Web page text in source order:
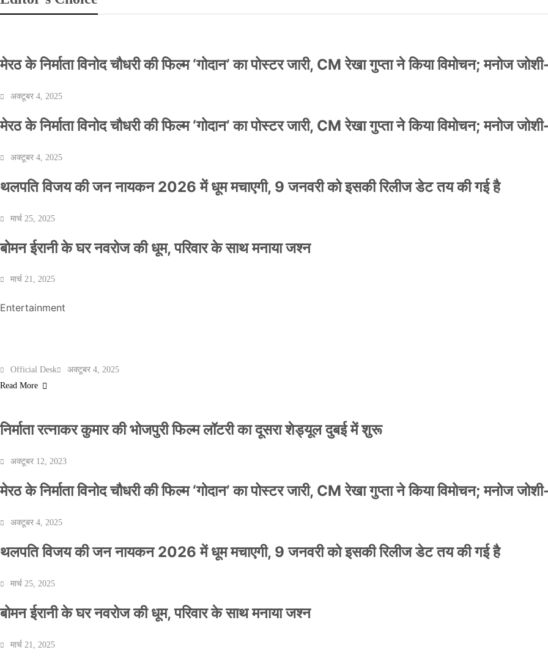
मेरठ के निर्माता विनोद चौधरी की फिल्म ‘गोदान’ का पोस्टर जारी, CM रेखा गुप्ता ने किया विमोचन; मनोज
अक्टूबर 4, 2025
मेरठ के निर्माता विनोद चौधरी की फिल्म ‘गोदान’ का पोस्टर जारी, CM रेखा गुप्ता ने किया विमोचन; मनोज
अक्टूबर 4, 2025
थलपति विजय की जन नायकन 2026 में धूम मचाएगी, 9 जनवरी को इसकी रिलीज डेट तय की गई है
मार्च 25, 2025
बोमन ईरानी के घर नवरोज की धूम, परिवार के साथ मनाया जश्न
मार्च 21, 2025
NEWS
बॉलीवुड के बाद अब डिफेंस टाइकून साहिल लूथरा को मिली जान से मारने की
धमकियाँ : सेलिब्रिटी टारगेटिंग जैसा हूबहू पैटर्न का खुलासा
Official Desk
Entertainment
Official Desk
अक्टूबर 4, 2025
Read More
निर्माता रत्नाकर कुमार की भोजपुरी फिल्म लॉटरी का दूसरा शेड्यूल दुबई में शुरू
अक्टूबर 12, 2023
मेरठ के निर्माता विनोद चौधरी की फिल्म ‘गोदान’ का पोस्टर जारी, CM रेखा गुप्ता ने किया विमोचन; मनोज
अक्टूबर 4, 2025
थलपति विजय की जन नायकन 2026 में धूम मचाएगी, 9 जनवरी को इसकी रिलीज डेट तय की गई है
मार्च 25, 2025
बोमन ईरानी के घर नवरोज की धूम, परिवार के साथ मनाया जश्न
मार्च 21, 2025